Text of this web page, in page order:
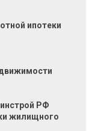
ипотеки
РФ
жилищного